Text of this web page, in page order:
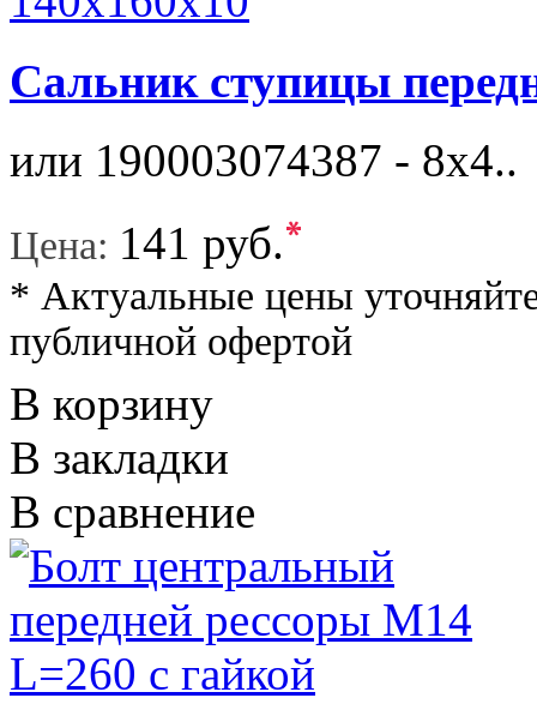
Сальник ступицы
или 190003074387 - 8x4..
Цена: 141 руб.*
* Актуальные цены
публичной офертой
В корзину
В закладки
В сравнение